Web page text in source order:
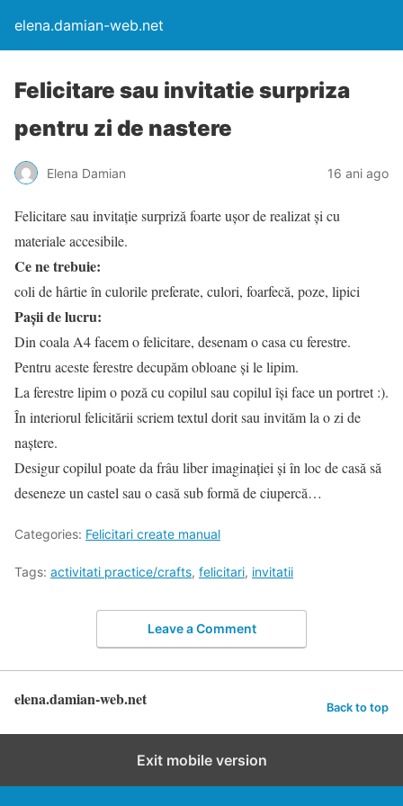
elena.damian-web.net
Felicitare sau invitatie surpriza
pentru zi de nastere
Elena Damian 16 ani ago
Felicitare sau invitație surpriză foarte ușor de realizat și cu
materiale accesibile.
Ce ne trebuie:
coli de hârtie în culorile preferate, culori, foarfecă, poze, lipici
Pașii de lucru:
Din coala A4 facem o felicitare, desenam o casa cu ferestre.
Pentru aceste ferestre decupăm obloane și le lipim.
La ferestre lipim o poză cu copilul sau copilul își face un portret :).
În interiorul felicitării scriem textul dorit sau invităm la o zi de
naștere.
Desigur copilul poate da frâu liber imaginației și în loc de casă să
deseneze un castel sau o casă sub formă de ciupercă…
Categories: Felicitari create manual
Tags: activitati practice/crafts, felicitari, invitatii
Leave a Comment
elena.damian-web.net Back to top
Exit mobile version